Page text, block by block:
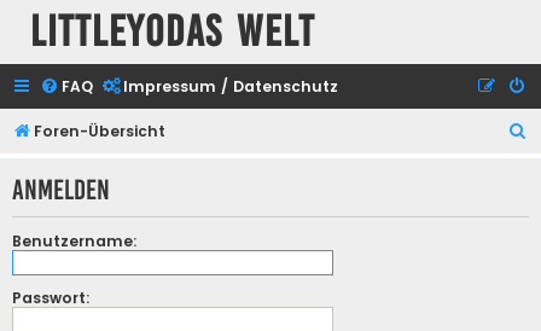
Littleyodas Welt
FAQ Impressum / Datenschutz
Foren-Übersicht
h
Anmelden
Benutzername:
Passwort: